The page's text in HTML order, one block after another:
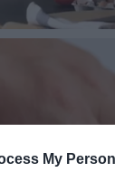
My